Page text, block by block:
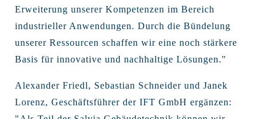
Erweiterung unserer Kompetenzen im Bereich
industrieller Anwendungen. Durch die Bündelung
unserer Ressourcen schaffen wir eine noch stärkere
Basis für innovative und nachhaltige Lösungen."
Alexander Friedl, Sebastian Schneider und Janek
Lorenz, Geschäftsführer der IFT GmbH ergänzen: